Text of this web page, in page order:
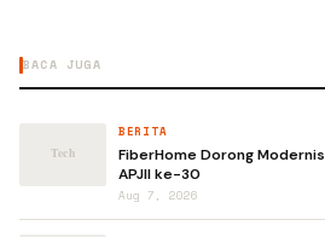
BACA JUGA
BERITA
FiberHome Dorong
APJII ke-30
Aug 7, 2026